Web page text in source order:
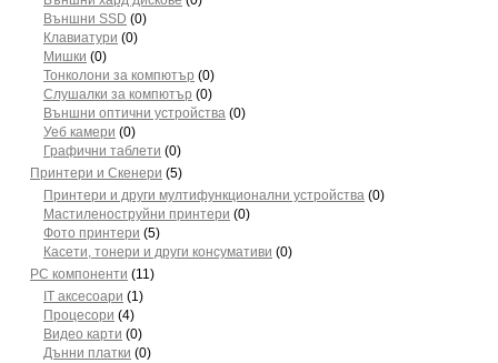
Външни SSD (0)
Клавиатури (0)
Мишки (0)
Тонколони за компютър (0)
Слушалки за компютър (0)
Външни оптични устройства (0)
Уеб камери (0)
Графични таблети (0)
Принтери и Скенери (5)
Принтери и други мултифункционални устройства (0)
Мастиленоструйни принтери (0)
Фото принтери (5)
Касети, тонери и други консумативи (0)
PC компоненти (11)
IT аксесоари (1)
Процесори (4)
Видео карти (0)
Дънни платки (0)